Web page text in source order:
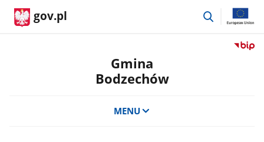
gov.pl
przejdź
Przejdź
Gmina
Bodzechów
MENU